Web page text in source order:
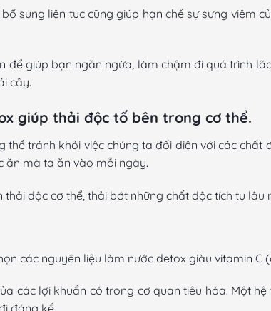
sung liên tục cũng giúp hạn chế sự sưng viêm
để giúp bạn ngăn ngừa, làm chậm đi quá trình
cây.
giúp thải độc tố bên trong cơ thể.
tránh khỏi việc chúng ta đối diện với các
ăn mà ta ăn vào mỗi ngày.
độc cơ thể, thải bớt những chất độc tích tụ
các nguyên liệu làm nước detox giàu vitamin
các lợi khuẩn có trong cơ quan tiêu hóa. Một